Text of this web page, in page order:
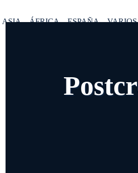
ASIA ÁFRICA ESPAÑA VARIOS